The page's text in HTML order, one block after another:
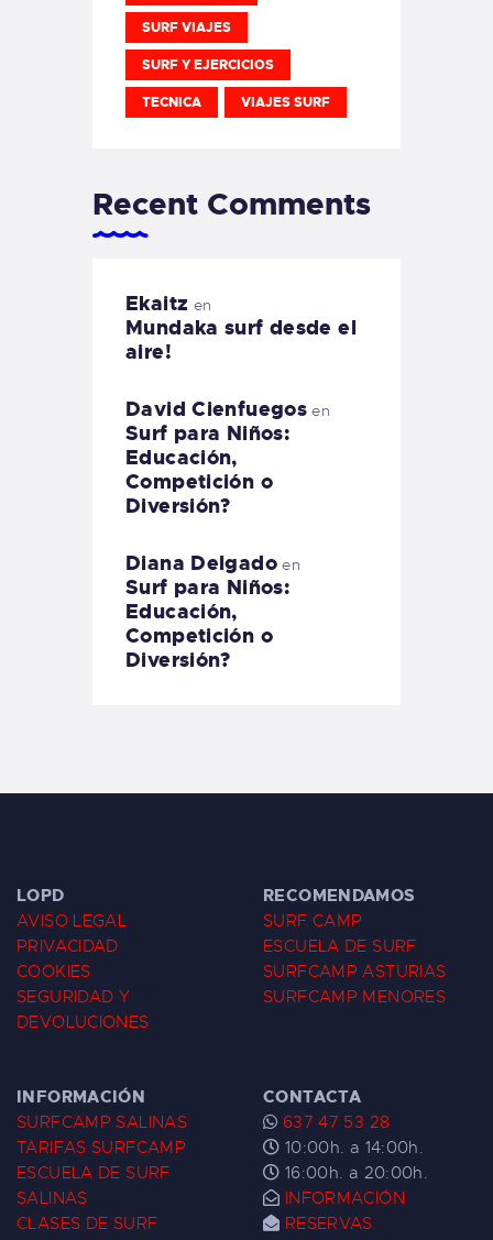
SURF VIAJES
SURF Y EJERCICIOS
TECNICA VIAJES SURF
Recent Comments
Ekaitz en
Mundaka surf desde el
aire!
David Cienfuegos en
Surf para Niños:
Educación,
Competición o
Diversión?
Diana Delgadoen
Surf para Niños:
Educación,
Competición o
Diversión?
LOPD
AVISO LEGAL
PRIVACIDAD
COOKIES
SEGURIDAD Y
DEVOLUCIONES
RECOMENDAMOS
SURF CAMP
ESCUELA DE SURF
SURFCAMP ASTURIAS
SURFCAMP MENORES
INFORMACIÓN
SURFCAMP SALINAS
TARIFAS SURFCAMP
ESCUELA DE SURF
SALINAS
CLASES DE SURF
CONTACTA
637 47 53 28
10:00h. a 14:00h.
16:00h. a 20:00h.
INFORMACIÓN
RESERVAS